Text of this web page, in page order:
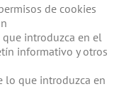
de cookies
introduzca en el
informativo y otros
lo que introduzca en